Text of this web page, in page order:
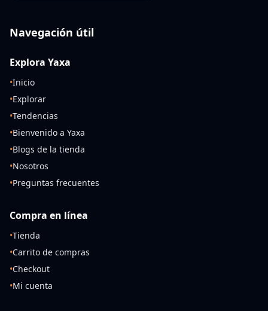
Navegación útil
Explora Yaxa
•Inicio
•Explorar
•Tendencias
•Bienvenido a Yaxa
•Blogs de la tienda
•Nosotros
•Preguntas frecuentes
Compra en línea
•Tienda
•Carrito de compras
•Checkout
•Mi cuenta